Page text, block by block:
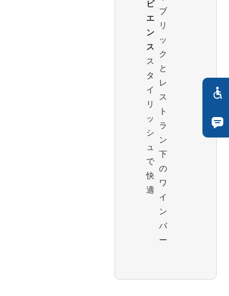
ビ
エ
ン
ス
ス
タ
イ
リ
ッ
シ
ュ
で
快
適
ブ
リ
ッ
ク
と
レ
ス
ト
ラ
ン
下
の
ワ
イ
ン
バ
ー